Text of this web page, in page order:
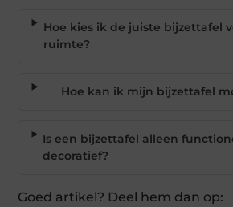
Hoe kies ik de juiste bijzettafel
ruimte?
Hoe kan ik mijn bijzettafel
Is een bijzettafel alleen
decoratief?
Goed artikel? Deel hem dan op: